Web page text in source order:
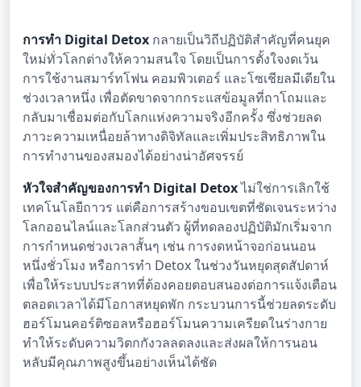
การทำ Digital Detox กลายเป็นวิถีปฏิบัติสำคัญที่คนยุค
ใหม่ทั่วโลกต่างให้ความสนใจ โดยเป็นการตั้งใจงดเว้น
การใช้งานสมาร์ทโฟน คอมพิวเตอร์ และโซเชียลมีเดียใน
ช่วงเวลาหนึ่ง เพื่อตัดขาดจากกระแสข้อมูลที่ถาโถมและ
กลับมาเชื่อมต่อกับโลกแห่งความจริงอีกครั้ง ซึ่งช่วยลด
ภาวะความเหนื่อยล้าทางดิจิทัลและเพิ่มประสิทธิภาพใน
การทำงานของสมองได้อย่างน่าอัศจรรย์
หัวใจสำคัญของการทำ Digital Detoxไม่ใช่การเลิกใช้
เทคโนโลยีถาวร แต่คือการสร้างขอบเขตที่ชัดเจนระหว่าง
โลกออนไลน์และโลกส่วนตัว ผู้ที่ทดลองปฏิบัติมักเริ่มจาก
การกำหนดช่วงเวลาสั้นๆ เช่น การงดหน้าจอก่อนนอน
หนึ่งชั่วโมง หรือการทำ Detox ในช่วงวันหยุดสุดสัปดาห์
เพื่อให้ระบบประสาทที่ต้องคอยตอบสนองต่อการแจ้งเตือน
ตลอดเวลาได้มีโอกาสหยุดพัก กระบวนการนี้ช่วยลดระดับ
ฮอร์โมนคอร์ติซอลหรือฮอร์โมนความเครียดในร่างกาย
ทำให้ระดับความวิตกกังวลลดลงและส่งผลให้การนอน
หลับมีคุณภาพสูงขึ้นอย่างเห็นได้ชัด